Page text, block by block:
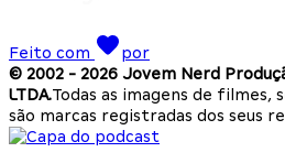
Feito com
por
© 2002 - 2026 Jovem Nerd
LTDA.Todas as imagens de filmes,
são marcas registradas dos seus